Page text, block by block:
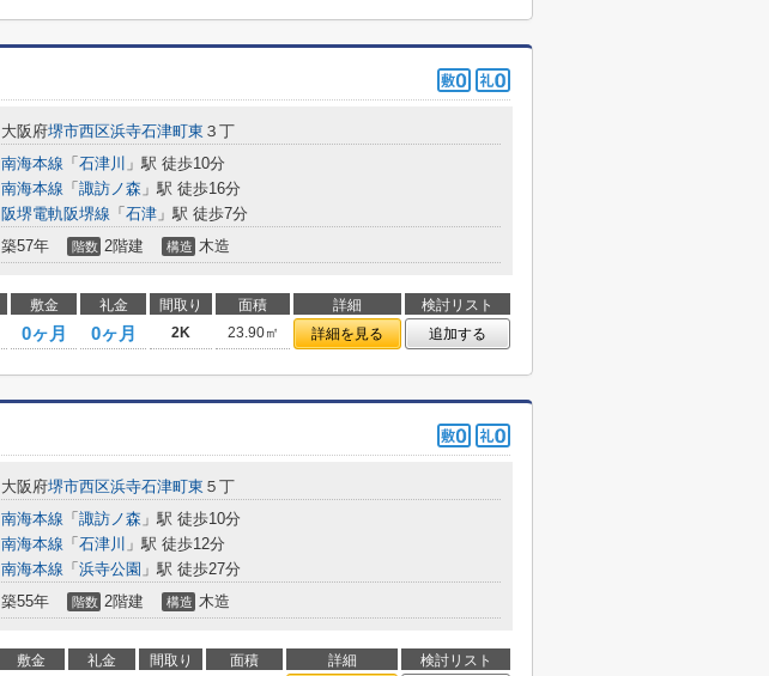
大阪府堺市西区浜寺石津町東 ３丁
南海本線 「 石津川 」駅 徒歩10分
南海本線 「 諏訪ノ森 」駅 徒歩16分
阪堺電軌阪堺線 「 石津 」駅 徒歩7分
築57年 階数 2階建 構造 木造
敷金 礼金 間取り 面積 詳細
検討リスト
0ヶ月 0ヶ月 2K 23.90㎡ 詳細を見る 追加する
大阪府堺市西区浜寺石津町東 ５丁
南海本線 「 諏訪ノ森 」駅 徒歩10分
南海本線 「 石津川 」駅 徒歩12分
南海本線 「 浜寺公園 」駅 徒歩27分
築55年 階数 2階建 構造 木造
敷金 礼金 間取り 面積 詳細
検討リスト